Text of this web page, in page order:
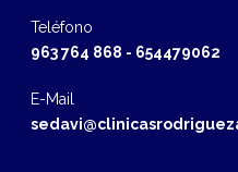
Teléfono
963 764 868 - 654479062
E-Mail